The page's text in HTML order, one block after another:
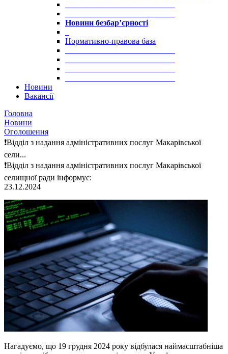
Новини безбар’єрності
Нормативно-правова база
Новини
Вакансії
Головна
Новини
Оголошення
❗️Відділ з надання адміністративних послуг Макарівської
сели...
❗️Відділ з надання адміністративних послуг Макарівської
селищної ради інформує:
23.12.2024
Нагадуємо, що 19 грудня 2024 року відбулася наймасштабніша